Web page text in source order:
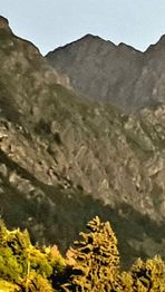
Eckbank